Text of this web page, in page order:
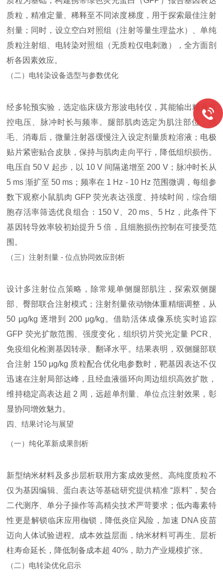
质粒，精准定量、稀释至不同浓度梯度，用于探索最佳注射
剂量；同时，设立空白对照组（注射等量生理盐水）、单纯
质粒注射组、电转染对照组（无质粒仅电刺激），全方面剖
析各因素效应。
（二）电转染设备选型与参数优化
经多轮预实验，选定临床级方形波电转仪，其能输出精准可
控电压、脉冲时长与频率。腿部肌肉选定为肌注部位，脱
毛、消毒后，微量注射器缓慢注入设定剂量质粒溶液；电极
贴片紧密贴合皮肤，保持与肌肉走向平行，降低组织损伤。
电压自 50 V 起步，以 10 V 间隔递增至 200 V；脉冲时长从
5 ms 渐扩至 50 ms；频率在 1 Hz - 10 Hz 范围微调，每组参
数下观察小鼠肌肉 GFP 荧光表达强度、持续时间，综合细
胞存活率筛选优良组合：150 V、20 ms、5 Hz，此条件下
基因转导效率较初始提升 5 倍，且细胞损伤控制在可接受范
围。
（三）注射剂量 - 位点协同效应剖析
设计多注射位点策略，除常规单侧腿部肌注，探索双侧腿
部、臀部联合注射模式；注射剂量依动物体重精细调整，从
50 μg/kg 逐增到 200 μg/kg。借助活体成像系统实时追踪
GFP 荧光扩散范围、强度变化，组织切片荧光定量 PCR、
免疫组化检测基因转录、翻译水平。结果表明，双侧腿部联
合注射 150 μg/kg 质粒配合优化电参数时，靶基因表达不仅
迅速在注射局部达峰，且经血液循环向周边组织高效扩散，
维持稳定高表达超 2 周，远超单剂量、单位点注射效果，彰
显协同增效魅力。
四、结果讨论与展望
（一）纯化革新成果剖析
新型纳米材料及多步层析联用方案成效斐然。高纯度质粒不
仅为基因编辑、蛋白表达等基础研究提供精准 “原料"，契合
二代测序、单分子操作等高精尖技术严苛要求；低内毒素特
性更是解锁临床应用枷锁，降低炎症风险，加速 DNA 疫苗
迈向人体试验进程。成本效益层面，纳米材料可再生、层析
柱寿命延长，降低制备成本超 40%，助力产业规模扩张。
（二）电转染优化启示